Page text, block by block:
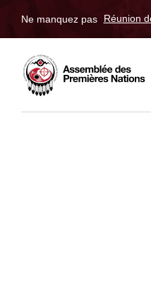
Ne manquez pas Réunion